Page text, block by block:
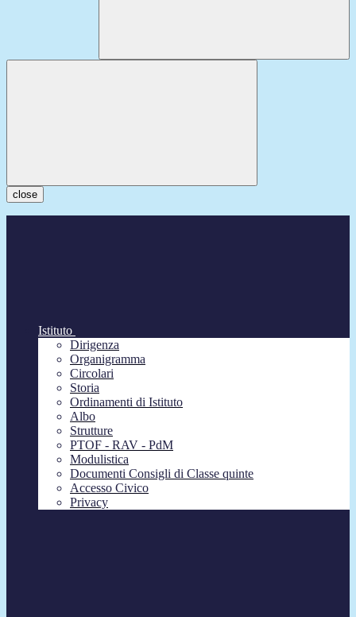
close
Istituto
Dirigenza
Organigramma
Circolari
Storia
Ordinamenti di Istituto
Albo
Strutture
PTOF - RAV - PdM
Modulistica
Documenti Consigli di Classe quinte
Accesso Civico
Privacy